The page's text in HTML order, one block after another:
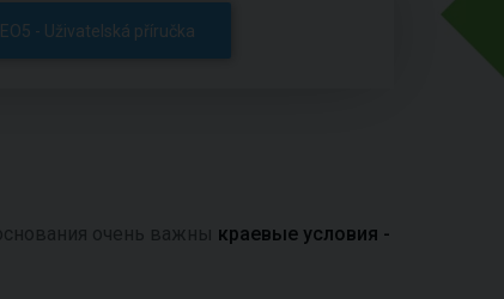
- Uživatelská příručka
очень важны краевые условия -